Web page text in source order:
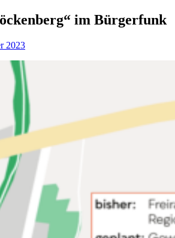
im Bürgerfunk
2023